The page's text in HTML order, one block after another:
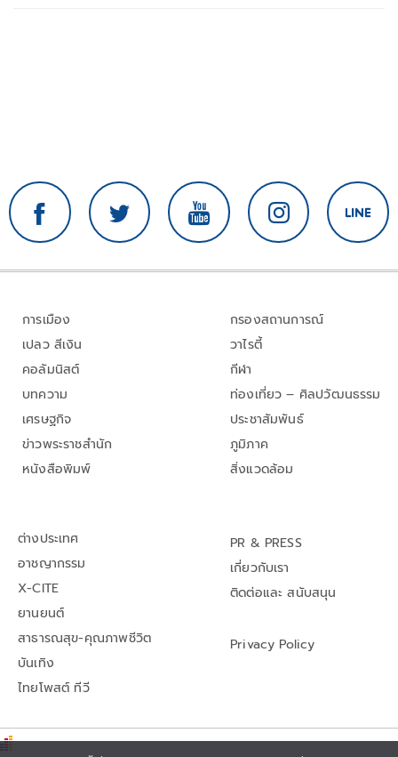
การเมือง
เปลว สีเงิน
คอลัมนิสต์
บทความ
เศรษฐกิจ
ข่าวพระราชสำนัก
หนังสือพิมพ์
กรองสถานการณ์
วาไรตี้
กีฬา
ท่องเที่ยว – ศิลปวัฒนธรรม
ประชาสัมพันธ์
ภูมิภาค
สิ่งแวดล้อม
ต่างประเทศ
อาชญากรรม
X-CITE
ยานยนต์
สาธารณสุข-คุณภาพชีวิต
บันเทิง
ไทยโพสต์ ทีวี
PR & PRESS
เกี่ยวกับเรา
ติดต่อและ สนับสนุน
Privacy Policy